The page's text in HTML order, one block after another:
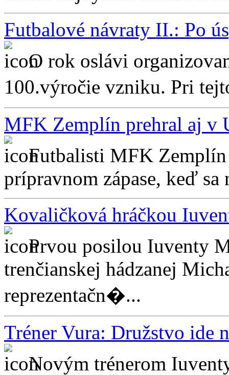
Futbalové návraty II.: Po
O rok oslávi
100.výročie vzniku. Pri
MFK Zemplín prehral aj v
Futbalisti MFK
prípravnom zápase, keď
Kovaličková hráčkou
Prvou posilou Iuventy
trenčianskej hádzanej
reprezentačn�...
Tréner Vura: Družstvo ide
Novým trénerom